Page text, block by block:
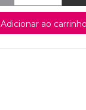
Adicionar ao